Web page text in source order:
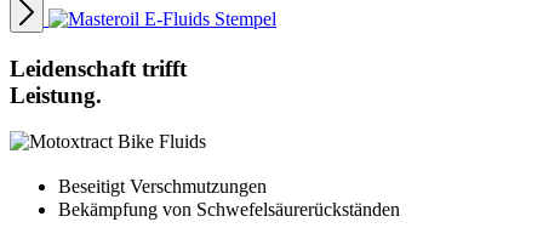
Leidenschaft trifft
Leistung.
Beseitigt Verschmutzungen
Bekämpfung von Schwefelsäurerückständen